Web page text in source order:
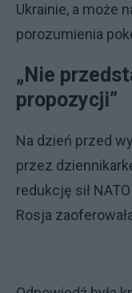
Ukrainie, a może
porozumienia
„Nie
propozycji”
Na dzień przed
przez
redukcję sił
Rosja